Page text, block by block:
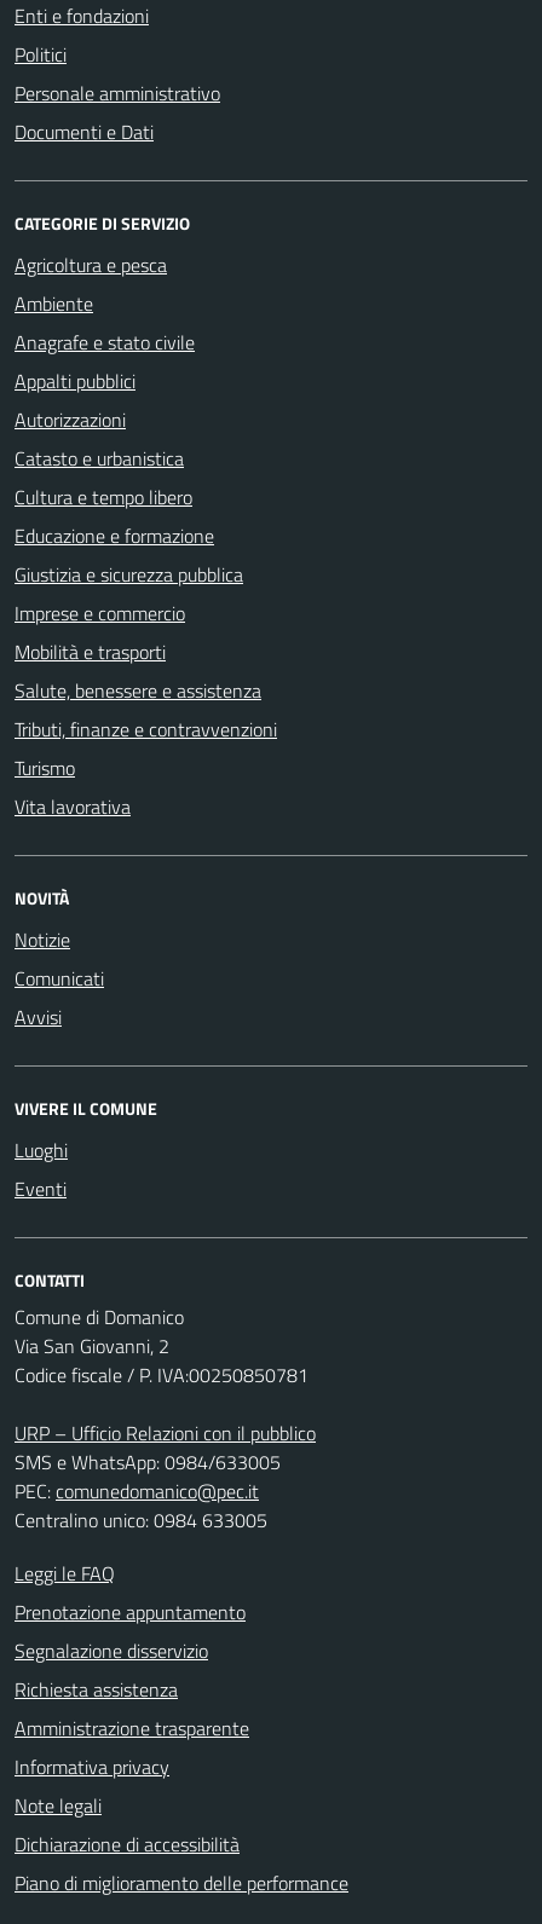
Enti e fondazioni
Politici
Personale amministrativo
Documenti e Dati
CATEGORIE DI SERVIZIO
Agricoltura e pesca
Ambiente
Anagrafe e stato civile
Appalti pubblici
Autorizzazioni
Catasto e urbanistica
Cultura e tempo libero
Educazione e formazione
Giustizia e sicurezza pubblica
Imprese e commercio
Mobilità e trasporti
Salute, benessere e assistenza
Tributi, finanze e contravvenzioni
Turismo
Vita lavorativa
NOVITÀ
Notizie
Comunicati
Avvisi
VIVERE IL COMUNE
Luoghi
Eventi
CONTATTI
Comune di Domanico
Via San Giovanni, 2
Codice fiscale / P. IVA:00250850781
URP – Ufficio Relazioni con il pubblico
SMS e WhatsApp: 0984/633005
PEC:comunedomanico@pec.it
Centralino unico: 0984 633005
Leggi le FAQ
Prenotazione appuntamento
Segnalazione disservizio
Richiesta assistenza
Amministrazione trasparente
Informativa privacy
Note legali
Dichiarazione di accessibilità
Piano di miglioramento delle performance